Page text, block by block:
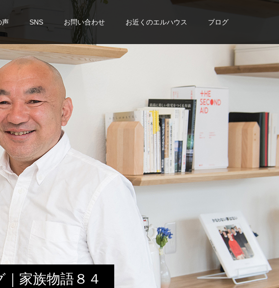
声 SNS お問い合わせ お近くのエルハウス ブログ
家族物語８４